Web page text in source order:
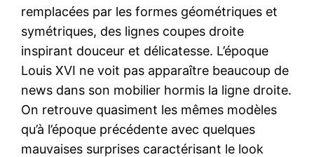
remplacées par les formes géométriques et
symétriques, des lignes coupes droite
inspirant douceur et délicatesse. L’époque
Louis XVI ne voit pas apparaître beaucoup de
news dans son mobilier hormis la ligne droite.
On retrouve quasiment les mêmes modèles
qu’à l’époque précédente avec quelques
mauvaises surprises caractérisant le look